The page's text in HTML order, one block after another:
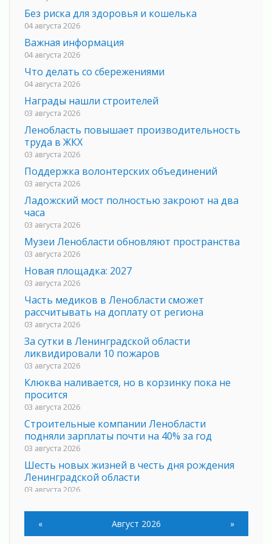
Без риска для здоровья и кошелька
04 августа 2026
Важная информация
04 августа 2026
Что делать со сбережениями
04 августа 2026
Награды нашли строителей
03 августа 2026
Ленобласть повышает производительность
труда в ЖКХ
03 августа 2026
Поддержка волонтерских объединений
03 августа 2026
Ладожский мост полностью закроют на два
часа
03 августа 2026
Музеи Ленобласти обновляют пространства
03 августа 2026
Новая площадка: 2027
03 августа 2026
Часть медиков в Ленобласти сможет
рассчитывать на доплату от региона
03 августа 2026
За сутки в Ленинградской области
ликвидировали 10 пожаров
03 августа 2026
Клюква наливается, но в корзинку пока не
просится
03 августа 2026
Строительные компании Ленобласти
подняли зарплаты почти на 40% за год
03 августа 2026
Шесть новых жизней в честь дня рождения
Ленинградской области
03 августа 2026
Ленобласть отмечает День Воздушно-
« Август 2026 »